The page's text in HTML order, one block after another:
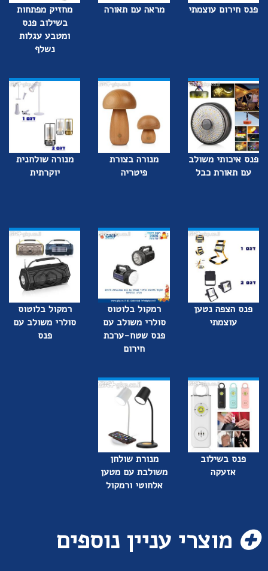
פנס חירום עוצמתי מראה עם תאורה
מחזיק מפתחות
בשילוב פנס
ומטבע עגלות
נשלף
פנס איכותי משולב
עם תאורת כבל
מנורה בצורת
פיטריה
מנורה שולחנית
יוקרתית
פנס הצפה נטען
עוצמתי
רמקול בלוטוס
סולרי משולב עם
פנס שטח-ערכת
חירום
רמקול בלוטוס
סולרי משולב עם
פנס
פנס בשילוב
אזעקה
מנורת שולחן
משולבת עם מטען
אלחוטי ורמקול
מוצרי עניין נוספים